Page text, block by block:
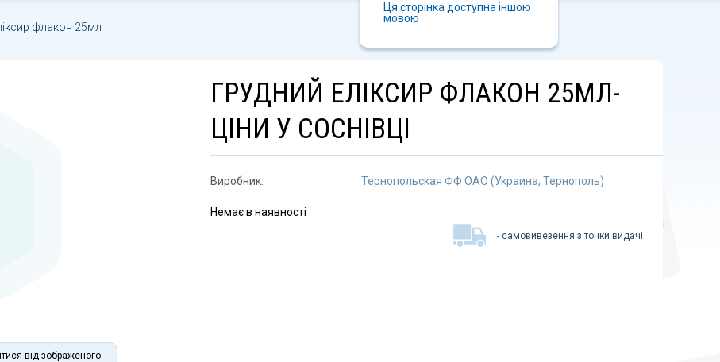
Ця сторінка доступна іншою
мовою
флакон 25мл
від зображеного
ГРУДНИЙ ЕЛІКСИР ФЛАКОН 25МЛ-
ЦІНИ У СОСНІВЦІ
Виробник: Тернопольская ФФ ОАО (Украина, Тернополь)
Немає в наявності
- самовивезення з точки видачі